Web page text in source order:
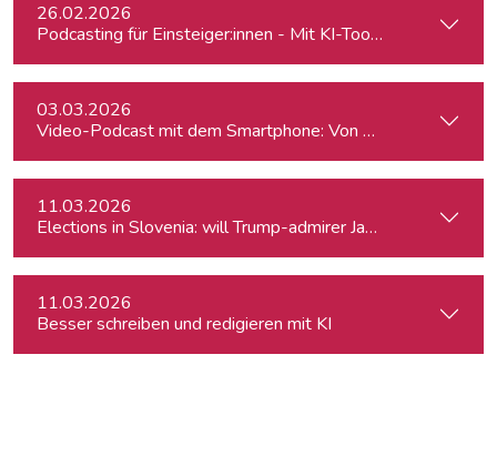
26.02.2026
Podcasting für Einsteiger:innen - Mit KI-Tools zum Erfolg
03.03.2026
Video-Podcast mit dem Smartphone: Von der Aufnahme
11.03.2026
Elections in Slovenia: will Trump-admirer Janez Janša
11.03.2026
Besser schreiben und redigieren mit KI